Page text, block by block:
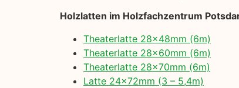
Holzlatten im Holzfachzentrum
Theaterlatte 28x48mm (6m)
Theaterlatte 28x60mm (6m)
Theaterlatte 28x70mm (6m)
Latte 24x72mm (3 – 5,4m)